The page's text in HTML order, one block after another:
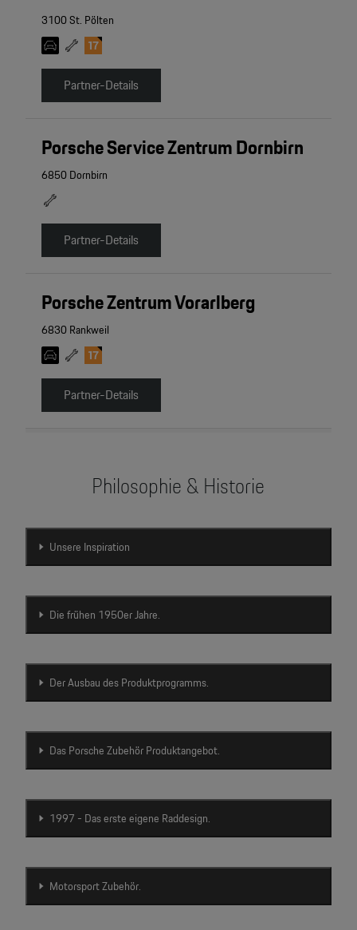
3100 St. Pölten
Partner-Details
Porsche Service Zentrum Dornbirn
6850 Dornbirn
Partner-Details
Porsche Zentrum Vorarlberg
6830 Rankweil
Partner-Details
Philosophie & Historie
Unsere Inspiration
Die frühen 1950er Jahre.
Der Ausbau des Produktprogramms.
Das Porsche Zubehör Produktangebot.
1997 - Das erste eigene Raddesign.
Motorsport Zubehör.